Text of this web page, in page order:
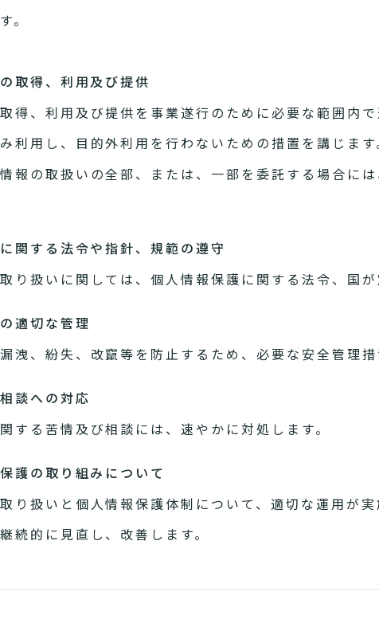
。
取得、利用及び提供
得、利用及び提供を事業遂行のために必要な範囲内
利用し、目的外利用を行わないための措置を講じます
報の取扱いの全部、または、一部を委託する場合に
関する法令や指針、規範の遵守
り扱いに関しては、個人情報保護に関する法令、国
適切な管理
洩、紛失、改竄等を防止するため、必要な安全管理措
談への対応
する苦情及び相談には、速やかに対処します。
護の取り組みについて
り扱いと個人情報保護体制について、適切な運用が
続的に見直し、改善します。